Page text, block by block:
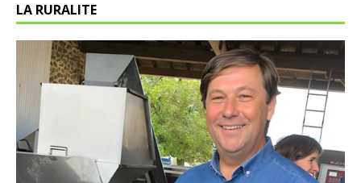
LA RURALITE